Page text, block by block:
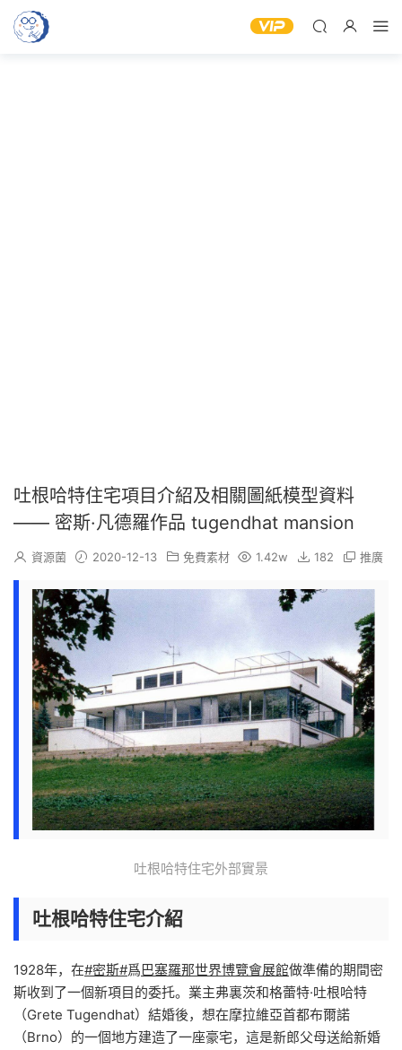
吐根哈特住宅項目介紹及相關圖紙模型資料
—— 密斯·凡德羅作品 tugendhat mansion
資源菌 2020-12-13 免費素材 1.42w 182 推廣
吐根哈特住宅外部實景
吐根哈特住宅介紹
1928年，在#密斯#爲 巴塞羅那世界博覽會展館做準備的期間密
斯收到了一個新項目的委托。業主弗裏茨和格蕾特·吐根哈特
（Grete Tugendhat）結婚後，想在摩拉維亞首都布爾諾
（Brno）的一個地方建造了一座豪宅，這是新郎父母送給新婚